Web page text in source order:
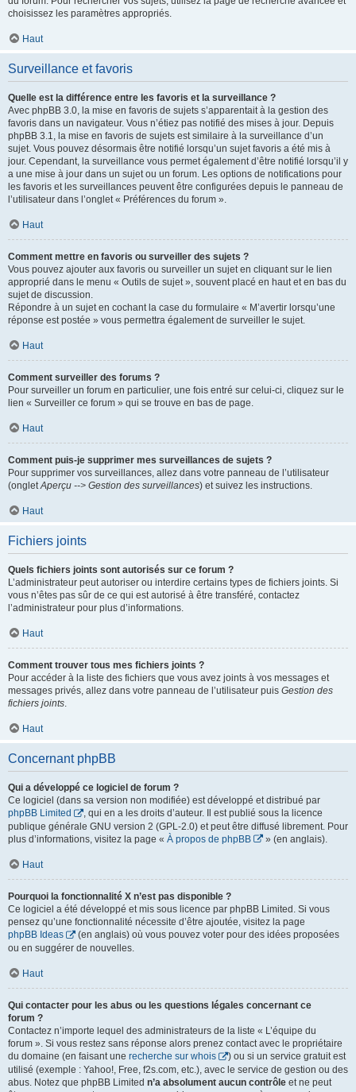
choisissez les paramètres appropriés.
Haut
Surveillance et favoris
Quelle est la différence entre les favoris et la surveillance ?
Avec phpBB 3.0, la mise en favoris de sujets s’apparentait à la gestion des
favoris dans un navigateur. Vous n’étiez pas notifié des mises à jour. Depuis
phpBB 3.1, la mise en favoris de sujets est similaire à la surveillance d’un
sujet. Vous pouvez désormais être notifié lorsqu’un sujet favoris a été mis à
jour. Cependant, la surveillance vous permet également d’être notifié lorsqu’il y
a une mise à jour dans un sujet ou un forum. Les options de notifications pour
les favoris et les surveillances peuvent être configurées depuis le panneau de
l’utilisateur dans l’onglet « Préférences du forum ».
Haut
Comment mettre en favoris ou surveiller des sujets ?
Vous pouvez ajouter aux favoris ou surveiller un sujet en cliquant sur le lien
approprié dans le menu « Outils de sujet », souvent placé en haut et en bas du
sujet de discussion.
Répondre à un sujet en cochant la case du formulaire « M’avertir lorsqu’une
réponse est postée » vous permettra également de surveiller le sujet.
Haut
Comment surveiller des forums ?
Pour surveiller un forum en particulier, une fois entré sur celui-ci, cliquez sur le
lien « Surveiller ce forum » qui se trouve en bas de page.
Haut
Comment puis-je supprimer mes surveillances de sujets ?
Pour supprimer vos surveillances, allez dans votre panneau de l’utilisateur
(ongletAperçu --> Gestion des surveillances) et suivez les instructions.
Haut
Fichiers joints
Quels fichiers joints sont autorisés sur ce forum ?
L’administrateur peut autoriser ou interdire certains types de fichiers joints. Si
vous n’êtes pas sûr de ce qui est autorisé à être transféré, contactez
l’administrateur pour plus d’informations.
Haut
Comment trouver tous mes fichiers joints ?
Pour accéder à la liste des fichiers que vous avez joints à vos messages et
messages privés, allez dans votre panneau de l’utilisateur puis Gestion des
fichiers joints.
Haut
Concernant phpBB
Qui a développé ce logiciel de forum ?
Ce logiciel (dans sa version non modifiée) est développé et distribué par
phpBB Limited
, qui en a les droits d’auteur. Il est publié sous la licence
publique générale GNU version 2 (GPL-2.0) et peut être diffusé librement. Pour
plus d’informations, visitez la page « À propos de phpBB » (en anglais).
Haut
Pourquoi la fonctionnalité X n’est pas disponible ?
Ce logiciel a été développé et mis sous licence par phpBB Limited. Si vous
pensez qu’une fonctionnalité nécessite d’être ajoutée, visitez la page
phpBB Ideas
(en anglais) où vous pouvez voter pour des idées proposées
ou en suggérer de nouvelles.
Haut
Qui contacter pour les abus ou les questions légales concernant ce
forum ?
Contactez n’importe lequel des administrateurs de la liste « L’équipe du
forum ». Si vous restez sans réponse alors prenez contact avec le propriétaire
du domaine (en faisant une recherche sur whois
) ou si un service gratuit est
utilisé (exemple : Yahoo!, Free, f2s.com, etc.), avec le service de gestion ou des
abus. Notez que phpBB Limited n’a absolument aucun contrôle et ne peut